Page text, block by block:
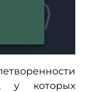
у которых